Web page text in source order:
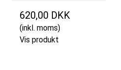
620,00 DKK
(inkl. moms)
Vis produkt